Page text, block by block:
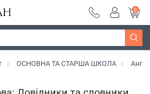
0
ОСНОВНА ТА СТАРША ШКОЛА